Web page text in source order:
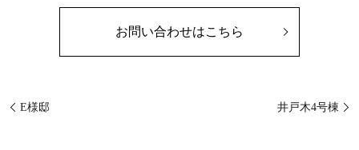
お問い合わせはこちら
E様邸 井戸木4号棟